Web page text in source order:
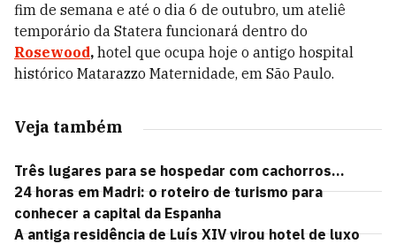
fim de semana e até o dia 6 de outubro, um ateliê
temporário da Statera funcionará dentro do
Rosewood, hotel que ocupa hoje o antigo hospital
histórico Matarazzo Maternidade, em São Paulo.
Veja também
Três lugares para se hospedar com cachorros...
24 horas em Madri: o roteiro de turismo para
conhecer a capital da Espanha
A antiga residência de Luís XIV virou hotel de luxo